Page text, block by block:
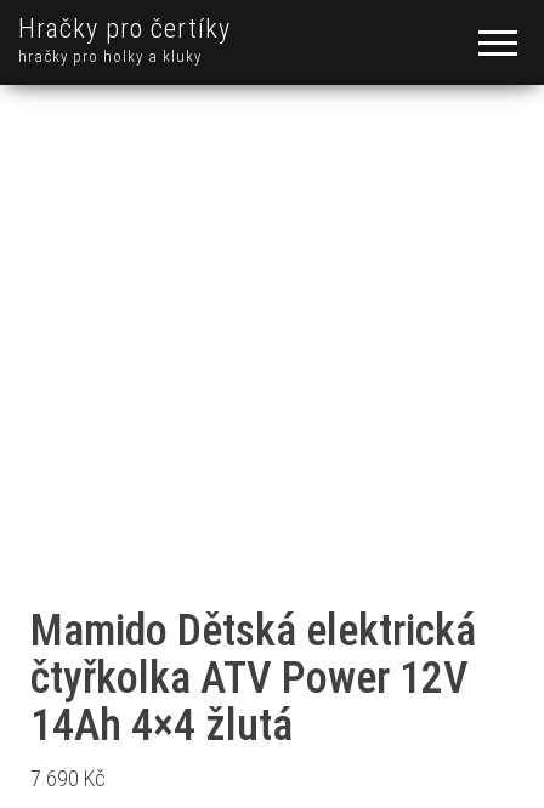
Hračky pro čertíky
hračky pro holky a kluky
Mamido Dětská elektrická
čtyřkolka ATV Power 12V
14Ah 4×4 žlutá
7 690 Kč